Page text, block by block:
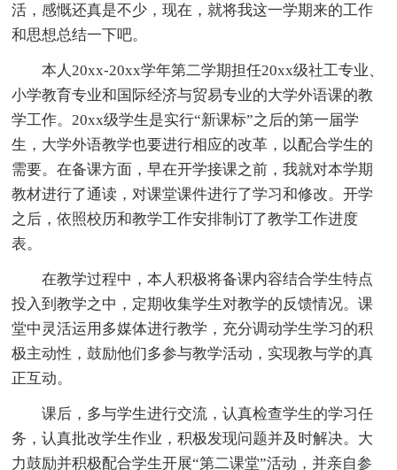
活，感慨还真是不少，现在，就将我这一学期来的工作
和思想总结一下吧。
本人20xx-20xx学年第二学期担任20xx级社工专业、
小学教育专业和国际经济与贸易专业的大学外语课的教
学工作。20xx级学生是实行“新课标”之后的第一届学
生，大学外语教学也要进行相应的改革，以配合学生的
需要。在备课方面，早在开学接课之前，我就对本学期
教材进行了通读，对课堂课件进行了学习和修改。开学
之后，依照校历和教学工作安排制订了教学工作进度
表。
在教学过程中，本人积极将备课内容结合学生特点
投入到教学之中，定期收集学生对教学的反馈情况。课
堂中灵活运用多媒体进行教学，充分调动学生学习的积
极主动性，鼓励他们多参与教学活动，实现教与学的真
正互动。
课后，多与学生进行交流，认真检查学生的学习任
务，认真批改学生作业，积极发现问题并及时解决。大
力鼓励并积极配合学生开展“第二课堂”活动，并亲自参